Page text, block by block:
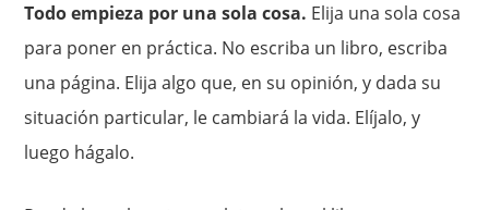
Todo empieza por una sola cosa. Elija una sola cosa
para poner en práctica. No escriba un libro, escriba
una página. Elija algo que, en su opinión, y dada su
situación particular, le cambiará la vida. Elíjalo, y
luego hágalo.